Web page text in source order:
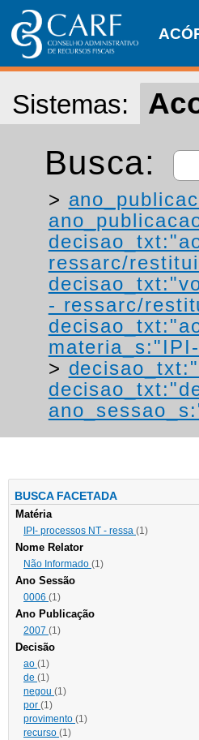
Sistemas:
Busca:
>
ressarc/
- ressarc/
>
BUSCA FACETADA
Matéria
IPI- processos NT - ressa (1)
Nome Relator
Não Informado (1)
Ano Sessão
0006 (1)
Ano Publicação
2007 (1)
Decisão
ao (1)
de (1)
negou (1)
por (1)
provimento (1)
recurso (1)